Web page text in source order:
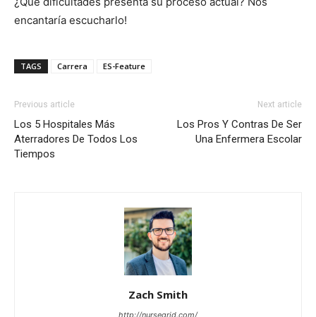
encantaría escucharlo!
TAGS Carrera ES-Feature
Previous article
Los 5 Hospitales Más
Aterradores De Todos Los
Tiempos
Next article
Los Pros Y Contras De Ser
Una Enfermera Escolar
Zach Smith
http://nursegrid.com/